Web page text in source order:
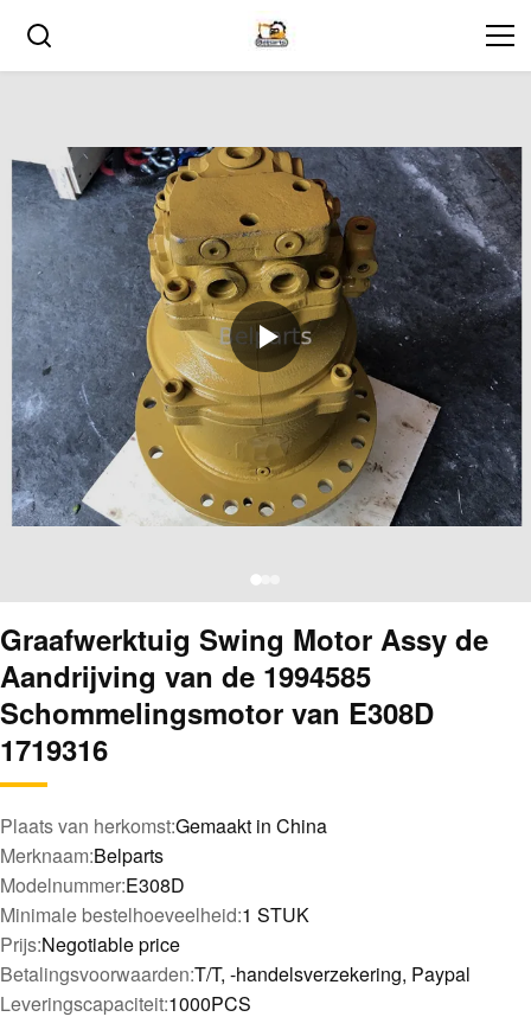
Graafwerktuig Swing Motor Assy de
Aandrijving van de 1994585
Schommelingsmotor van E308D
1719316
Plaats van herkomst:Gemaakt in China
Merknaam:Belparts
Modelnummer:E308D
Minimale bestelhoeveelheid:1 STUK
Prijs:Negotiable price
Betalingsvoorwaarden:T/T, -handelsverzekering, Paypal
Leveringscapaciteit:1000PCS